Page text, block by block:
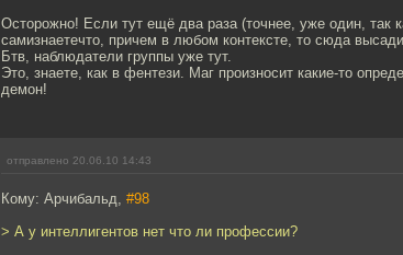
Осторожно! Если тут ещё два раза (точнее, уже один, так
самизнаетечто, причем в любом контексте, то сюда
Бтв, наблюдатели группы уже тут.
Это, знаете, как в фентези. Маг произносит какие-то
демон!
отправлено 20.06.10 14:43
Кому: Арчибальд, #98
> А у интеллигентов нет что ли профессии?